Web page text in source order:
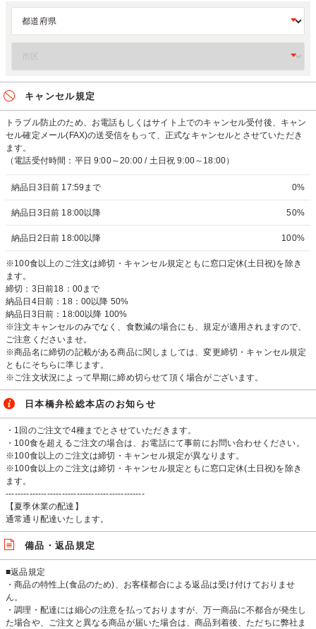
キャンセル規定
トラブル防止のため、お電話もしくはサイト上でのキャンセル受付後、キャン
セル確定メール(FAX)の送受信をもって、正式なキャンセルとさせていただき
ます。
（電話受付時間：平日 9:00～20:00 / 土日祝 9:00～18:00）
納品日3日前 17:59まで 0%
納品日3日前 18:00以降 50%
納品日2日前 18:00以降 100%
※100食以上のご注文は締切・キャンセル規定ともに窓口定休(土日祝)を除き
ます。
締切：3日前18：00まで
納品日4日前：18：00以降 50%
納品日3日前：18:00以降 100%
※注文キャンセルのみでなく、食数減の場合にも、規定が適用されますので、
ご注意くださいませ。
※商品名に締切の記載がある商品に関しましては、変更締切・キャンセル規定
ともにそちらに準じます。
※ご注文状況によって早期に締め切らせて頂く場合がございます。
日本橋弁松総本店のお知らせ
・1回のご注文で4種までとさせていただきます。
・100食を超えるご注文の場合は、お電話にて事前にお問い合わせください。
※100食以上のご注文は締切・キャンセル規定が異なります。
※100食以上のご注文は締切・キャンセル規定ともに窓口定休(土日祝)を除き
ます。
-----------------------------------------------
【夏季休業の配達】
通常通り配達いたします。
備品・返品規定
■返品規定
・商品の特性上(食品のため)、お客様都合による返品は受け付けておりませ
ん。
・調理・配達には細心の注意を払っておりますが、万一商品に不都合が発生し
た場合や、ご注文と異なる商品が届いた場合は、商品到着後、ただちに弊社ま